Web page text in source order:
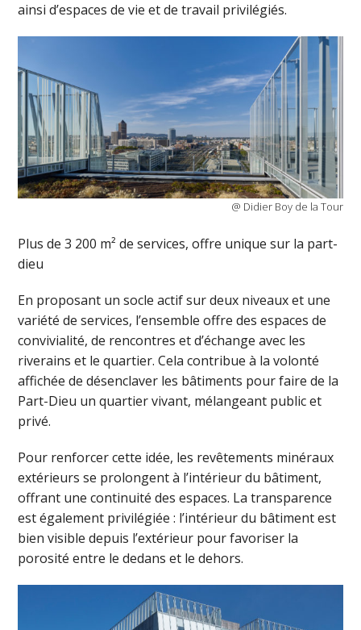
ainsi d’espaces de vie et de travail privilégiés.
@ Didier Boy de la Tour
Plus de 3 200 m² de services, offre unique sur la part-
dieu
En proposant un socle actif sur deux niveaux et une
variété de services, l’ensemble offre des espaces de
convivialité, de rencontres et d’échange avec les
riverains et le quartier. Cela contribue à la volonté
affichée de désenclaver les bâtiments pour faire de la
Part-Dieu un quartier vivant, mélangeant public et
privé.
Pour renforcer cette idée, les revêtements minéraux
extérieurs se prolongent à l’intérieur du bâtiment,
offrant une continuité des espaces. La transparence
est également privilégiée : l’intérieur du bâtiment est
bien visible depuis l’extérieur pour favoriser la
porosité entre le dedans et le dehors.